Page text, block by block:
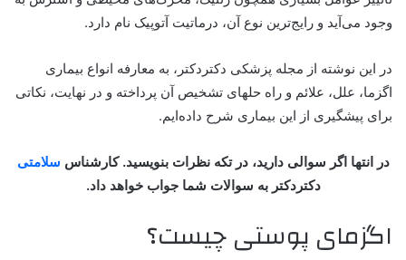
وجود می‌آید و رایج‌ترین نوع آن، درماتیت آتوپیک نام دارد.
در این نوشته از مجله پزشکی دکتردکتر، به معارفه انواع بیماری
اگزما، علل، علائم و راه حلهای تشخیص آن پرداخته و در نهایت، نکاتی
برای پیشگیری از این بیماری شرح داده‌ایم.
در انتها اگر سوالی دارید، در تکه نظرات بنویسید. کارشناس سلامتی
دکتردکتر به سوالات شما جواب خواهد داد.
اگزمای پوستی چیست؟